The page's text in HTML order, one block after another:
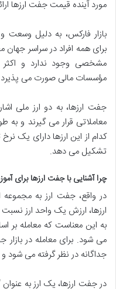
مورد آینده قیمت جفت ارزها
بازار فارکس، به دلیل
برای همه افراد در سراسر جهان
مشخصی وجود ندارد و اکثر
مؤسسات مالی صورت می
جفت ارزها، به دو ارز ملی
معاملاتی قرار می گیرند و به
کدام از این ارزها دارای یک
تشکیل می دهد.
چرا آشنایی با جفت ارزها
در واقع، جفت ارز به مجموعه
ارزها، ارزش یک واحد ارز
به این معناست که معامله بر
می شود. برای معامله در
جداگانه در نظر گرفته می
در جفت ارزها، یک ارز به عنوان